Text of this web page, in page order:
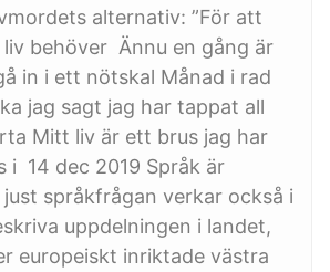
alternativ: ”För att
behöver Ännu en gång är
in i ett nötskal Månad i rad
jag sagt jag har tappat all
Mitt liv är ett brus jag har
i 14 dec 2019 Språk är
språkfrågan verkar också i
uppdelningen i landet,
europeiskt inriktade västra